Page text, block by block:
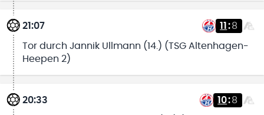
21:07 11 :8
Tor durch Jannik Ullmann (14.) (TSG Altenhagen-
Heepen 2)
20:33 10:8